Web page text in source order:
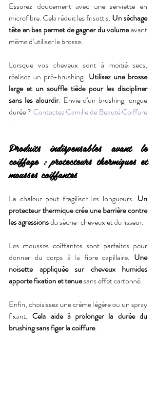
Essorez doucement avec une serviette en
microfibre. Cela réduit les frisottis. Un séchage
tête en bas permet de gagner du volume avant
même d’utiliser la brosse.
Lorsque vos cheveux sont à moitié secs,
réalisez un pré-brushing. Utilisez une brosse
large et un souffle tiède pour les discipliner
sans les alourdir. Envie d'un brushing longue
durée ? Contactez Camille de Beauté Coiffure
!
Produits indispensables avant le
coiffage : protecteurs thermiques et
mousses coiffantes
La chaleur peut fragiliser les longueurs. Un
protecteur thermique crée une barrière contre
les agressions du sèche-cheveux et du lisseur.
Les mousses coiffantes sont parfaites pour
donner du corps à la fibre capillaire. Une
noisette appliquée sur cheveux humides
apporte fixation et tenue sans effet cartonné.
Enfin, choisissez une crème légère ou un spray
fixant. Cela aide à prolonger la durée du
brushing sans figer la coiffure.